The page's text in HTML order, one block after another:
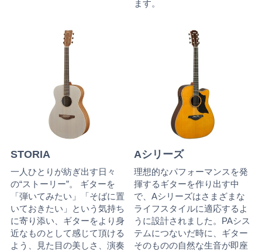
ます。
STORIA
一人ひとりが紡ぎ出す日々
の“ストーリー”。 ギターを
「弾いてみたい」「そばに置
いておきたい」という気持ち
に寄り添い、ギターをより身
近なものとして感じて頂ける
よう、見た目の美しさ、演奏
Aシリーズ
理想的なパフォーマンスを発
揮するギターを作り出す中
で、Aシリーズはさまざまな
ライフスタイルに適応するよ
うに設計されました。PAシス
テムにつないだ時に、ギター
そのものの自然な生音が即座